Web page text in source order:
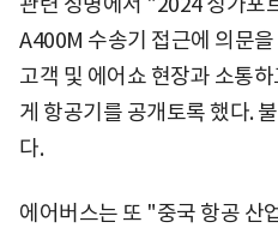
A400M 수송기 접근에 의문
고객 및 에어쇼 현장과 소통
게 항공기를 공개토록 했다.
다.
에어버스는 또 "중국 항공 산